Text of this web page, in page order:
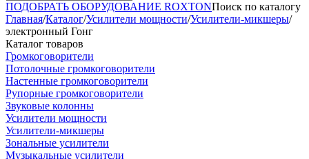
ПОДОБРАТЬ ОБОРУДОВАНИЕ ROXTONПоиск по каталогу
Главная/Каталог/Усилители мощности/Усилители-микшеры/
электронный Гонг
Каталог товаров
Громкоговорители
Потолочные громкоговорители
Настенные громкоговорители
Рупорные громкоговорители
Звуковые колонны
Усилители мощности
Усилители-микшеры
Зональные усилители
Музыкальные усилители